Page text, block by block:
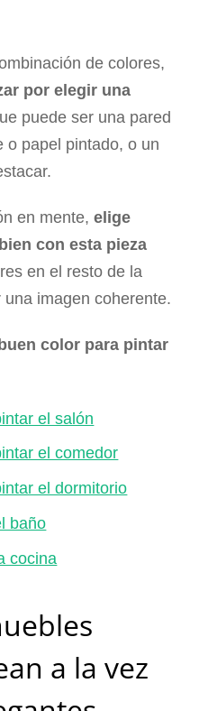
de colores,
por elegir una
puede ser una pared
o papel pintado, o un
en mente,elige
con esta pieza
en el resto de la
imagen coherente.
color para pintar
el salón
el comedor
el dormitorio
baño
cocina
a la vez